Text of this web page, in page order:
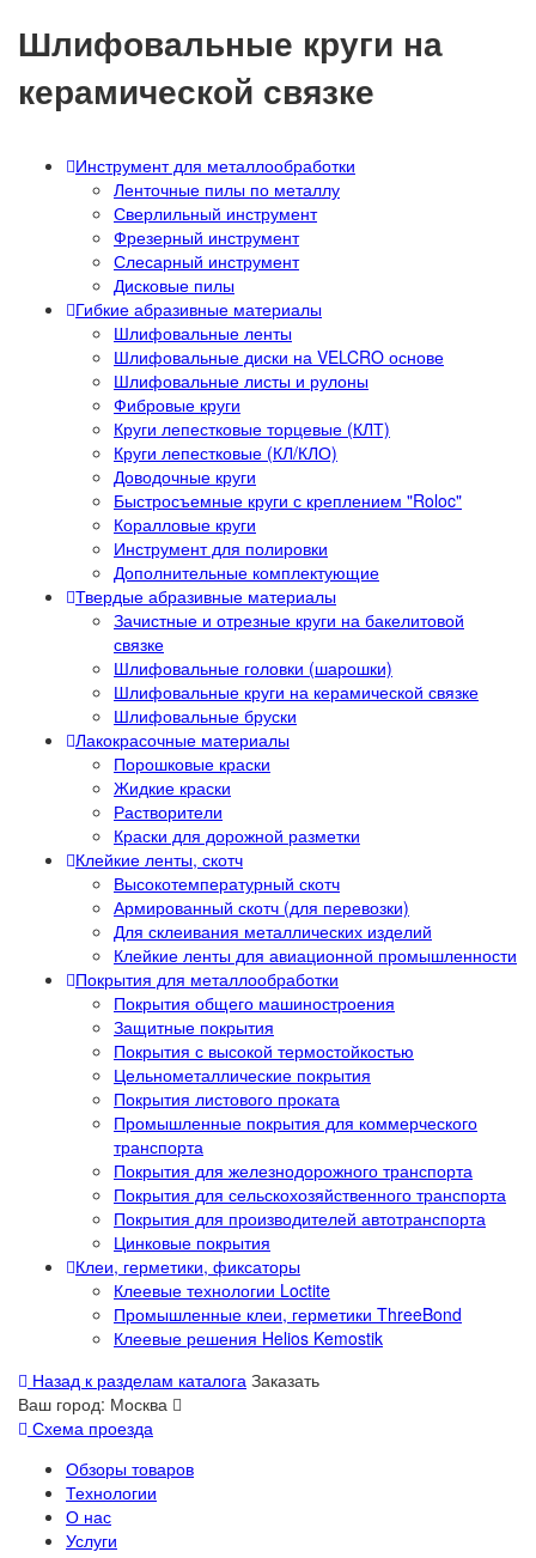
Шлифовальные круги на
керамической связке
Инструмент для металлообработки
Ленточные пилы по металлу
Сверлильный инструмент
Фрезерный инструмент
Слесарный инструмент
Дисковые пилы
Гибкие абразивные материалы
Шлифовальные ленты
Шлифовальные диски на VELCRO основе
Шлифовальные листы и рулоны
Фибровые круги
Круги лепестковые торцевые (КЛТ)
Круги лепестковые (КЛ/КЛО)
Доводочные круги
Быстросъемные круги с креплением "Roloc"
Коралловые круги
Инструмент для полировки
Дополнительные комплектующие
Твердые абразивные материалы
Зачистные и отрезные круги на бакелитовой
связке
Шлифовальные головки (шарошки)
Шлифовальные круги на керамической связке
Шлифовальные бруски
Лакокрасочные материалы
Порошковые краски
Жидкие краски
Растворители
Краски для дорожной разметки
Клейкие ленты, скотч
Высокотемпературный скотч
Армированный скотч (для перевозки)
Для склеивания металлических изделий
Клейкие ленты для авиационной промышленности
Покрытия для металлообработки
Покрытия общего машиностроения
Защитные покрытия
Покрытия с высокой термостойкостью
Цельнометаллические покрытия
Покрытия листового проката
Промышленные покрытия для коммерческого
транспорта
Покрытия для железнодорожного транспорта
Покрытия для сельскохозяйственного транспорта
Покрытия для производителей автотранспорта
Цинковые покрытия
Клеи, герметики, фиксаторы
Клеевые технологии Loctite
Промышленные клеи, герметики ThreeBond
Клеевые решения Helios Kemostik
Назад к разделам каталога Заказать
Ваш город: Москва
Схема проезда
Обзоры товаров
Технологии
О нас
Услуги